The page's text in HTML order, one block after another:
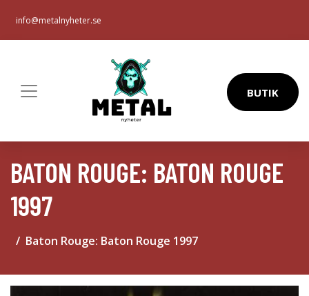
info@metalnyheter.se
BUTIK
BATON ROUGE: BATON ROUGE
1997
Baton Rouge: Baton Rouge 1997